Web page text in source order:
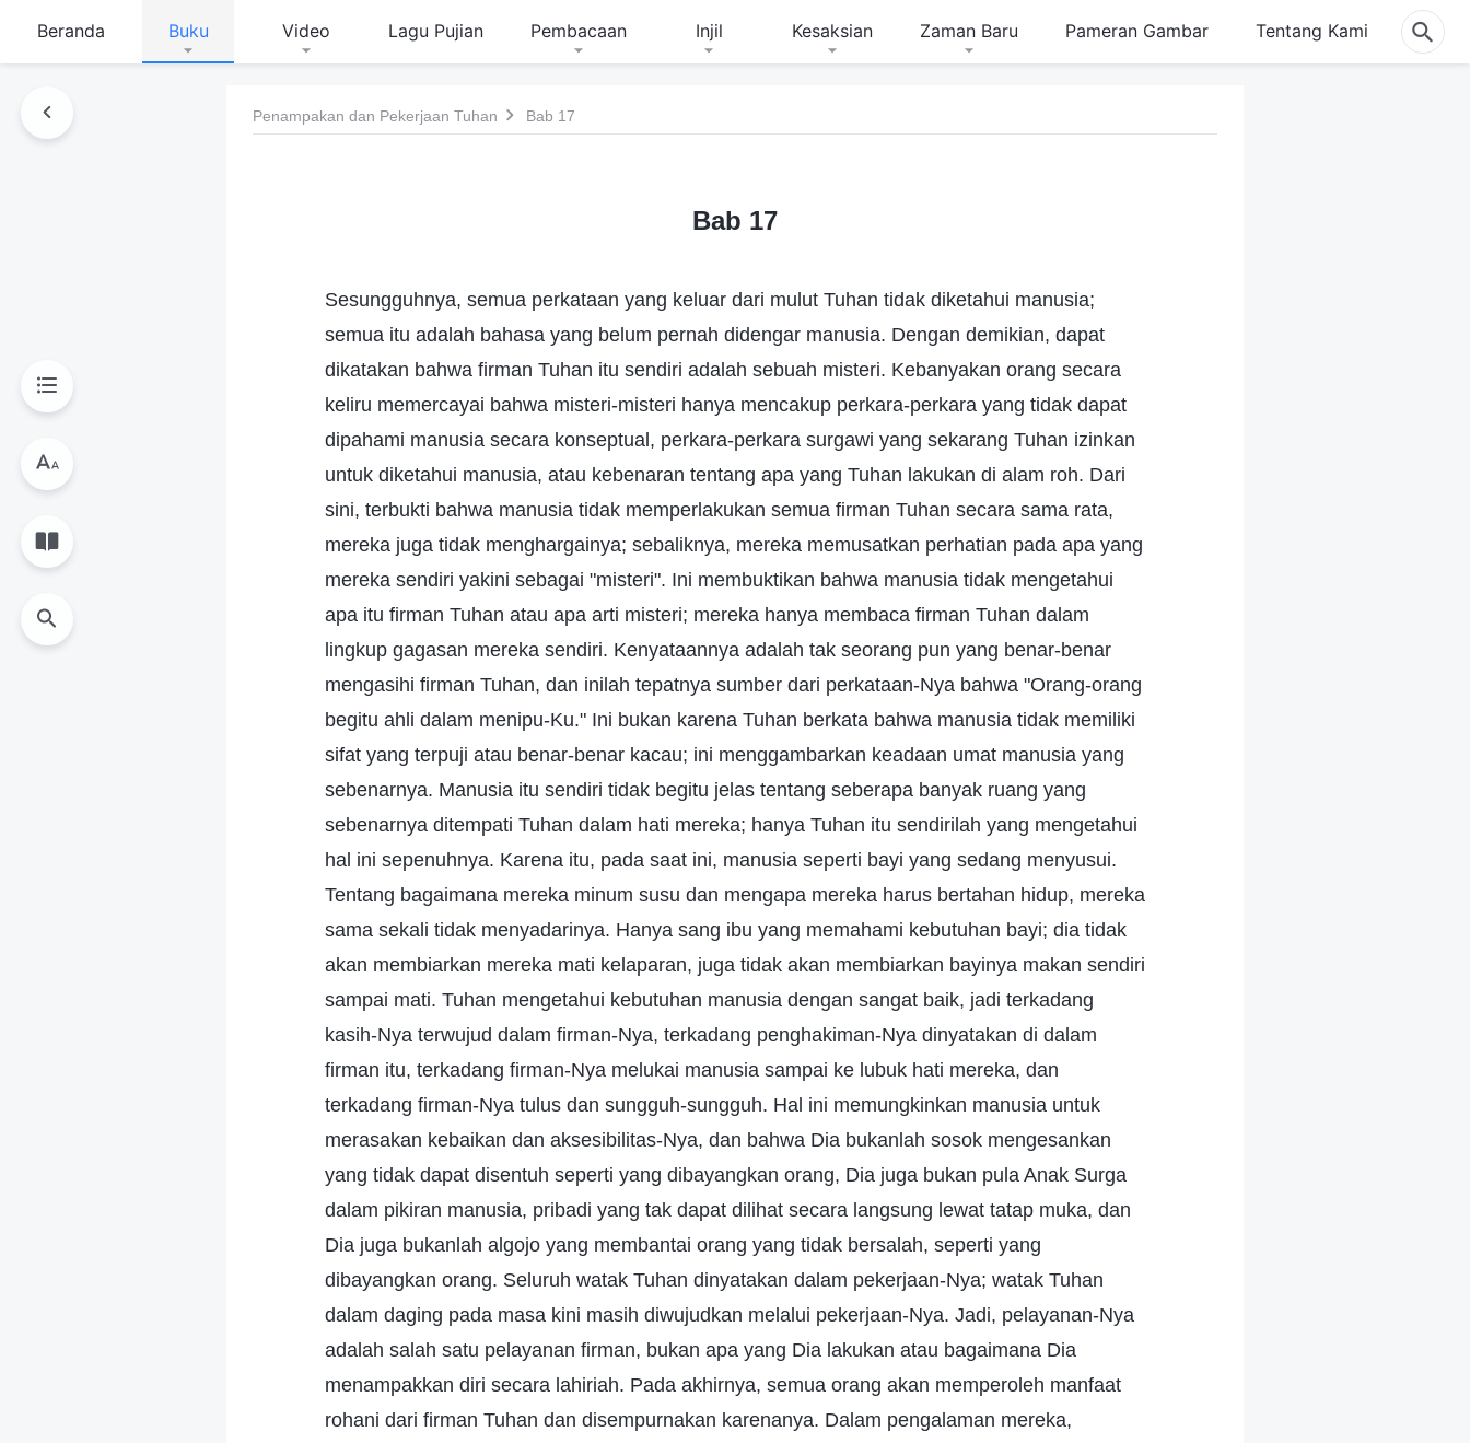
Beranda Buku Video Lagu Pujian Pembacaan Injil Kesaksian Zaman Baru Pameran Gambar Tentang Kami
Penampakan dan Pekerjaan Tuhan Bab 17
Bab 17
Sesungguhnya, semua perkataan yang keluar dari mulut Tuhan tidak diketahui manusia;
semua itu adalah bahasa yang belum pernah didengar manusia. Dengan demikian, dapat
dikatakan bahwa firman Tuhan itu sendiri adalah sebuah misteri. Kebanyakan orang secara
keliru memercayai bahwa misteri-misteri hanya mencakup perkara-perkara yang tidak dapat
dipahami manusia secara konseptual, perkara-perkara surgawi yang sekarang Tuhan izinkan
untuk diketahui manusia, atau kebenaran tentang apa yang Tuhan lakukan di alam roh. Dari
sini, terbukti bahwa manusia tidak memperlakukan semua firman Tuhan secara sama rata,
mereka juga tidak menghargainya; sebaliknya, mereka memusatkan perhatian pada apa yang
mereka sendiri yakini sebagai "misteri". Ini membuktikan bahwa manusia tidak mengetahui
apa itu firman Tuhan atau apa arti misteri; mereka hanya membaca firman Tuhan dalam
lingkup gagasan mereka sendiri. Kenyataannya adalah tak seorang pun yang benar-benar
mengasihi firman Tuhan, dan inilah tepatnya sumber dari perkataan-Nya bahwa "Orang-orang
begitu ahli dalam menipu-Ku." Ini bukan karena Tuhan berkata bahwa manusia tidak memiliki
sifat yang terpuji atau benar-benar kacau; ini menggambarkan keadaan umat manusia yang
sebenarnya. Manusia itu sendiri tidak begitu jelas tentang seberapa banyak ruang yang
sebenarnya ditempati Tuhan dalam hati mereka; hanya Tuhan itu sendirilah yang mengetahui
hal ini sepenuhnya. Karena itu, pada saat ini, manusia seperti bayi yang sedang menyusui.
Tentang bagaimana mereka minum susu dan mengapa mereka harus bertahan hidup, mereka
sama sekali tidak menyadarinya. Hanya sang ibu yang memahami kebutuhan bayi; dia tidak
akan membiarkan mereka mati kelaparan, juga tidak akan membiarkan bayinya makan sendiri
sampai mati. Tuhan mengetahui kebutuhan manusia dengan sangat baik, jadi terkadang
kasih-Nya terwujud dalam firman-Nya, terkadang penghakiman-Nya dinyatakan di dalam
firman itu, terkadang firman-Nya melukai manusia sampai ke lubuk hati mereka, dan
terkadang firman-Nya tulus dan sungguh-sungguh. Hal ini memungkinkan manusia untuk
merasakan kebaikan dan aksesibilitas-Nya, dan bahwa Dia bukanlah sosok mengesankan
yang tidak dapat disentuh seperti yang dibayangkan orang, Dia juga bukan pula Anak Surga
dalam pikiran manusia, pribadi yang tak dapat dilihat secara langsung lewat tatap muka, dan
Dia juga bukanlah algojo yang membantai orang yang tidak bersalah, seperti yang
dibayangkan orang. Seluruh watak Tuhan dinyatakan dalam pekerjaan-Nya; watak Tuhan
dalam daging pada masa kini masih diwujudkan melalui pekerjaan-Nya. Jadi, pelayanan-Nya
adalah salah satu pelayanan firman, bukan apa yang Dia lakukan atau bagaimana Dia
menampakkan diri secara lahiriah. Pada akhirnya, semua orang akan memperoleh manfaat
rohani dari firman Tuhan dan disempurnakan karenanya. Dalam pengalaman mereka,